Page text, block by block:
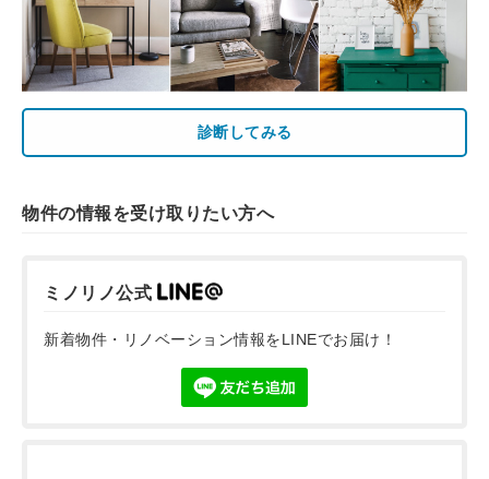
診断してみる
物件の情報を受け取りたい方へ
ミノリノ公式
新着物件・リノベーション情報をLINEでお届け！